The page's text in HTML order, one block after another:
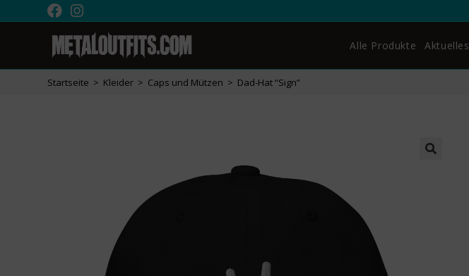
Alle Produkte Aktuelles
Startseite > Kleider > Caps und Mützen > Dad-Hat “Sign”